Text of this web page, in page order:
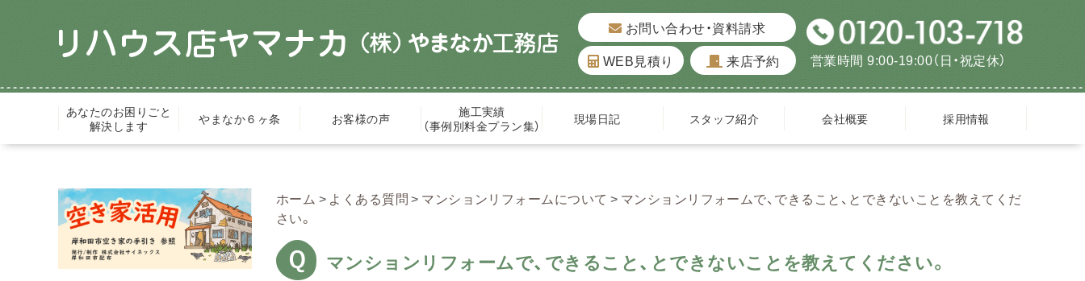
お問い合わせ・資料請求
WEB見積り
来店予約 営業時間 9:00-19:00（日・祝定休）
あなたのお困りごと
解決します
やまなか６ヶ条 お客様の声
施工実績
（事例別料金プラン集）
現場日記 スタッフ紹介 会社概要 採用情報
ホーム よくある質問 マンションリフォームについて
マンションリフォームで、できること、とできないことを教えてくだ
さい。
マンションリフォームで、できること、とできないことを教えてください。